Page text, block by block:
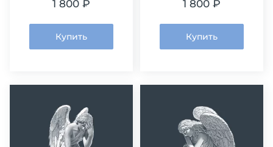
1 800 ₽
Купить
1 800 ₽
Купить